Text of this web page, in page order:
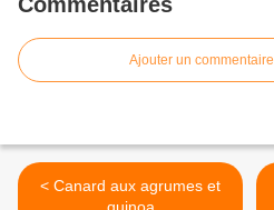
Ajouter un commentaire
< Canard aux agrumes et